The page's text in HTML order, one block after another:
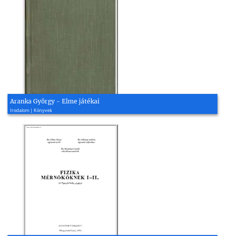
Aranka György - Elme játékai
Irodalom | Könyvek